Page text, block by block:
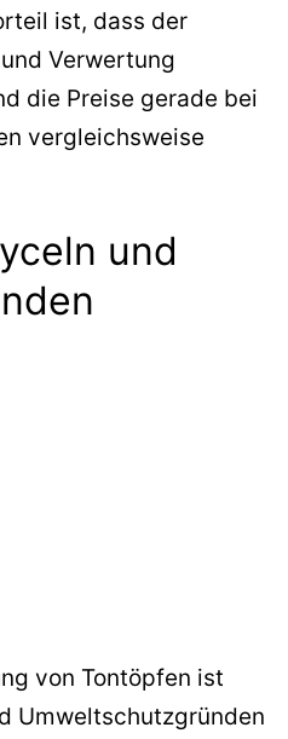
ist, dass der
Verwertung
die Preise gerade bei
vergleichsweise
und
von Tontöpfen ist
Umweltschutzgründen